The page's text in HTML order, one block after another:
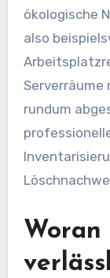
ökologische
also
Serverräume
rundum
Woran